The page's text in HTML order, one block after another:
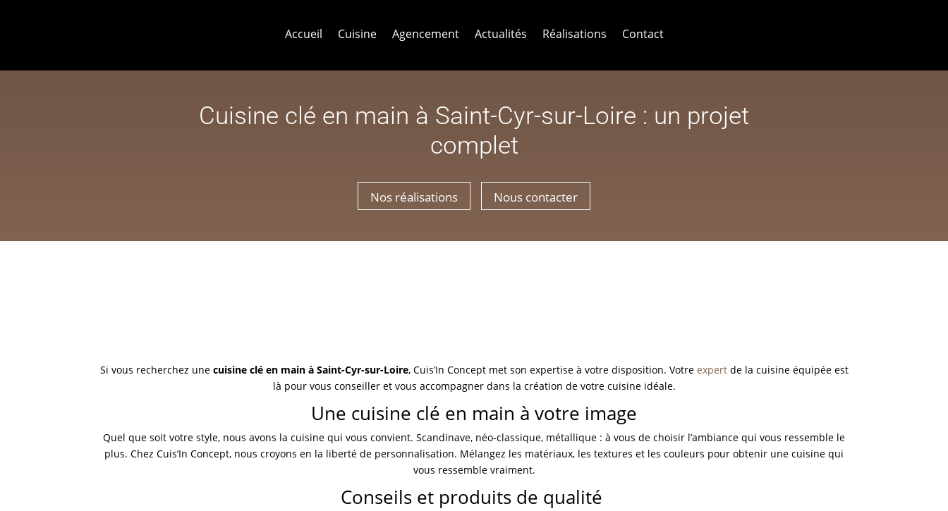
Accueil Cuisine Agencement Actualités Réalisations Contact
Cuisine clé en main à Saint-Cyr-sur-Loire : un projet
complet
Nos réalisations Nous contacter
Si vous recherchez unecuisine clé en main à Saint-Cyr-sur-Loire, Cuis’In Concept met son expertise à votre disposition. Votre expertde la cuisine équipée est
là pour vous conseiller et vous accompagner dans la création de votre cuisine idéale.
Une cuisine clé en main à votre image
Quel que soit votre style, nous avons la cuisine qui vous convient. Scandinave, néo-classique, métallique : à vous de choisir l’ambiance qui vous ressemble le
plus. Chez Cuis’In Concept, nous croyons en la liberté de personnalisation. Mélangez les matériaux, les textures et les couleurs pour obtenir une cuisine qui
vous ressemble vraiment.
Conseils et produits de qualité